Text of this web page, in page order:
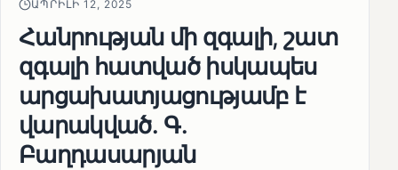
ԱՊՐԻԼԻ 12, 2025
Հանրության մի զգալի, շատ
զգալի հատված իսկապես
արցախատյացությամբ է
վարակված․ Գ․
Բաղդասարյան